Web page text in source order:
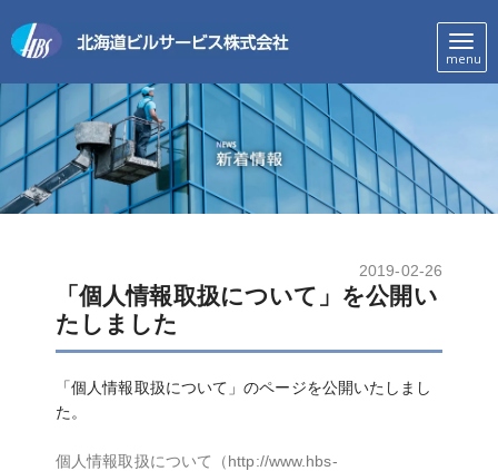
メ
ニ
ュ
menu
2019-02-26
「個人情報取扱について」を公開い
たしました
「個人情報取扱について」のページを公開いたしまし
た。
個人情報取扱について（http://www.hbs-